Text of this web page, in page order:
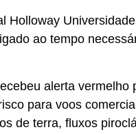
Holloway
ao tempo
alerta
para voos
de terra, fluxos